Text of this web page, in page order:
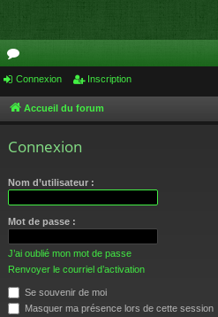
or
u
Connexion Inscription
Accueil du forum
Connexion
Nom d’utilisateur :
Mot de passe :
J’ai oublié mon mot de passe
Renvoyer le courriel d’activation
Se souvenir de moi
Masquer ma présence lors de cette session